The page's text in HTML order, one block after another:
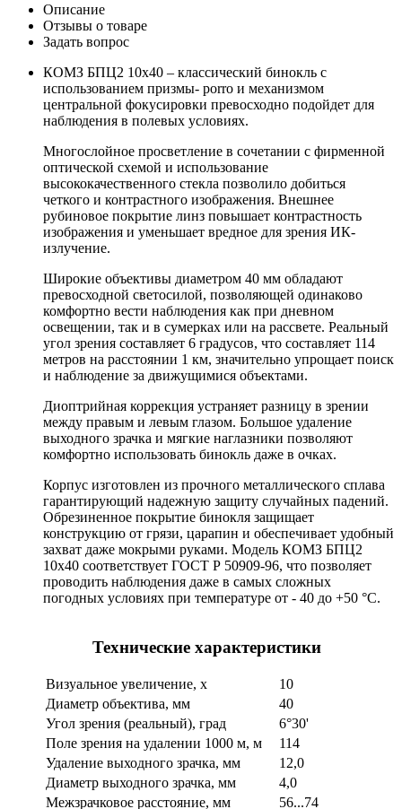
Описание
Отзывы о товаре
Задать вопрос
КОМЗ БПЦ2 10x40 – классический бинокль с
использованием призмы- porro и механизмом
центральной фокусировки превосходно подойдет для
наблюдения в полевых условиях.
Многослойное просветление в сочетании с фирменной
оптической схемой и использование
высококачественного стекла позволило добиться
четкого и контрастного изображения. Внешнее
рубиновое покрытие линз повышает контрастность
изображения и уменьшает вредное для зрения ИК-
излучение.
Широкие объективы диаметром 40 мм обладают
превосходной светосилой, позволяющей одинаково
комфортно вести наблюдения как при дневном
освещении, так и в сумерках или на рассвете. Реальный
угол зрения составляет 6 градусов, что составляет 114
метров на расстоянии 1 км, значительно упрощает поиск
и наблюдение за движущимися объектами.
Диоптрийная коррекция устраняет разницу в зрении
между правым и левым глазом. Большое удаление
выходного зрачка и мягкие наглазники позволяют
комфортно использовать бинокль даже в очках.
Корпус изготовлен из прочного металлического сплава
гарантирующий надежную защиту случайных падений.
Обрезиненное покрытие бинокля защищает
конструкцию от грязи, царапин и обеспечивает удобный
захват даже мокрыми руками. Модель КОМЗ БПЦ2
10x40 соответствует ГОСТ Р 50909-96, что позволяет
проводить наблюдения даже в самых сложных
погодных условиях при температуре от - 40 до +50 °С.
Технические характеристики
Визуальное увеличение, х
10
Диаметр объектива, мм
40
Угол зрения (реальный), град
6°30'
Поле зрения на удалении 1000 м, м
114
Удаление выходного зрачка, мм
12,0
Диаметр выходного зрачка, мм
4,0
Межзрачковое расстояние, мм
56...74